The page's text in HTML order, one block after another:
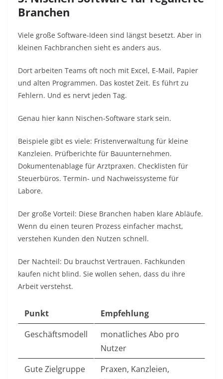
Branchen
Viele große Software-Ideen sind längst besetzt. Aber in
kleinen Fachbranchen sieht es anders aus.
Dort arbeiten Teams oft noch mit Excel, E-Mail, Papier
und alten Programmen. Das kostet Zeit. Es führt zu
Fehlern. Und es nervt jeden Tag.
Genau hier kann Nischen-Software stark sein.
Beispiele gibt es viele: Fristenverwaltung für kleine
Kanzleien. Prüfberichte für Bauunternehmen.
Dokumentenablage für Arztpraxen. Checklisten für
Steuerbüros. Termin- und Nachweissysteme für
Labore.
Der große Vorteil: Diese Branchen haben klare Abläufe.
Wenn du einen teuren Prozess einfacher machst,
verstehen Kunden den Nutzen schnell.
Der Nachteil: Du brauchst Vertrauen. Fachkunden
kaufen nicht blind. Sie wollen sehen, dass du ihre
Arbeit verstehst.
Punkt
Empfehlung
Geschäftsmodell
monatliches Abo pro
Nutzer
Gute Zielgruppe
Praxen, Kanzleien,